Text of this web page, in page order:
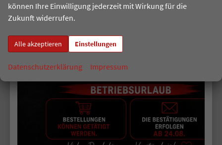
ab 140,– € mtl.
Hyundai BAYON
PREMIUM DCT ACC SmartSense PLUS NAVI SHZ RFK PDC KLIMAAUTOMATIK
unverbindliche Lieferzeit:7 Tage
Benzin Außenfarbe
Lucid Lime Dach Schwarz 5N6
können Ihre Einwilligung jederzeit mit Wirkung für die
Zukunft widerrufen.
Alle akzeptieren Einstellungen
Datenschutzerklärung Impressum